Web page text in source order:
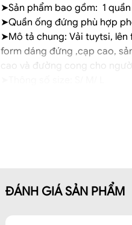
➤Sản phẩm bao gồm: 1
➤Quần ống đứng phù hợp
➤Mô tả chung: Vải tuytsi,
form dáng đứng ,cạp cao,
cao và đường cong cho
ĐÁNH GIÁ SẢN PHẨM